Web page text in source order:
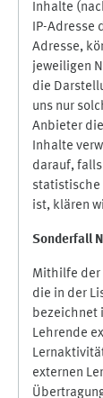
Inhalte
IP-Adresse
Adresse,
jeweiligen
die
uns nur
Anbieter
Inhalte
darauf,
statistische
ist, klären
Sonderfall
Mithilfe der
die in der
bezeichnet
Lehrende
externen